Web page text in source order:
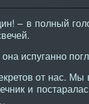
– в полный
испуганно
от нас.
и